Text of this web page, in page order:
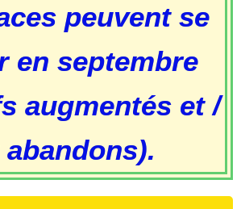
peuvent se
en septembre
augmentés et /
abandons).